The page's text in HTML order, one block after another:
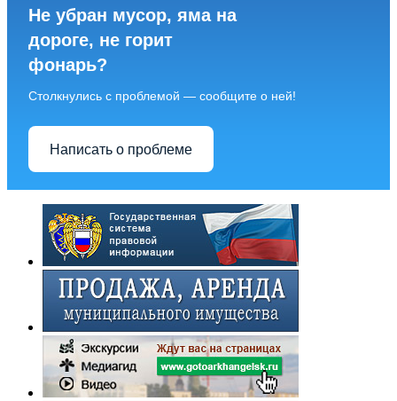
Не убран мусор, яма на
дороге, не горит
фонарь?
Столкнулись с проблемой — сообщите о ней!
Написать о проблеме